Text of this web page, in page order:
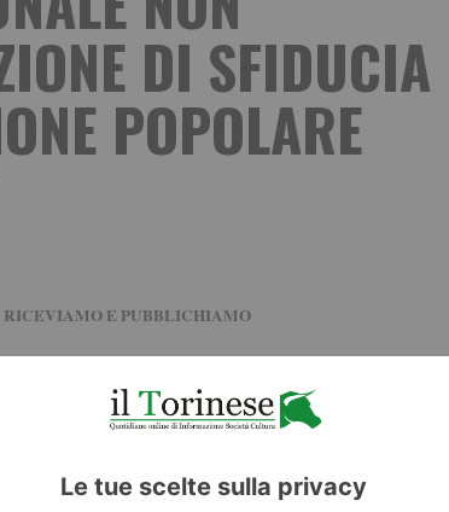
DI SFIDUCIA
POPOLARE
RICEVIAMO E PUBBLICHIAMO
di dimettersi se indagati, appena hanno cominciato a
ma voltare pagina sulla Amministrazione comunale
anzitutto per la sicurezza dei torinesi, esposti
Civico. La Giunta Appendino andrebbe